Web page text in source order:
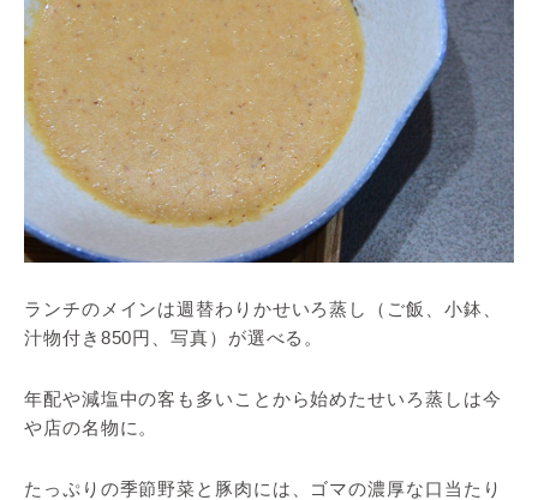
ランチのメインは週替わりかせいろ蒸し（ご飯、小鉢、
汁物付き850円、写真）が選べる。
年配や減塩中の客も多いことから始めたせいろ蒸しは今
や店の名物に。
たっぷりの季節野菜と豚肉には、ゴマの濃厚な口当たり